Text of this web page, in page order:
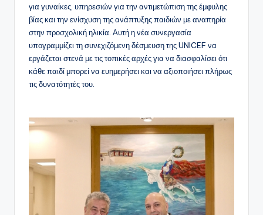
για γυναίκες, υπηρεσιών για την αντιμετώπιση της έμφυλης
βίας και την ενίσχυση της ανάπτυξης παιδιών με αναπηρία
στην προσχολική ηλικία. Αυτή η νέα συνεργασία
υπογραμμίζει τη συνεχιζόμενη δέσμευση της UNICEF να
εργάζεται στενά με τις τοπικές αρχές για να διασφαλίσει ότι
κάθε παιδί μπορεί να ευημερήσει και να αξιοποιήσει πλήρως
τις δυνατότητές του.